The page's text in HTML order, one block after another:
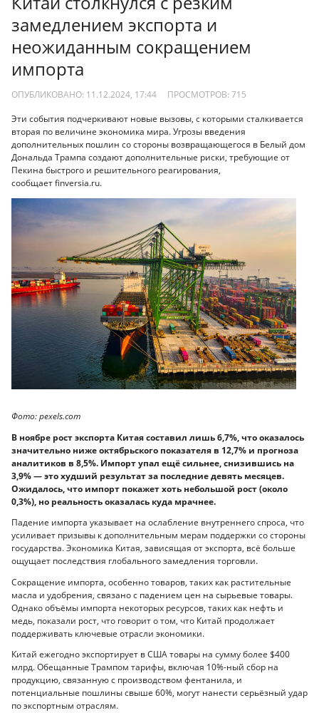
замедлением экспорта и
неожиданным сокращением
импорта
ОПУБЛИКОВАНО: 11.12.2024, 17:44 ПРОСМОТРОВ: 715
Эти события подчеркивают новые вызовы, с которыми сталкивается
вторая по величине экономика мира. Угрозы введения
дополнительных пошлин со стороны возвращающегося в Белый дом
Дональда Трампа создают дополнительные риски, требующие от
Пекина быстрого и решительного реагирования,
сообщает finversia.ru.
Фото: pexels.com
В ноябре рост экспорта Китая составил лишь 6,7%, что оказалось
значительно ниже октябрьского показателя в 12,7% и прогноза
аналитиков в 8,5%. Импорт упал ещё сильнее, снизившись на
3,9% — это худший результат за последние девять месяцев.
Ожидалось, что импорт покажет хоть небольшой рост (около
0,3%), но реальность оказалась куда мрачнее.
Падение импорта указывает на ослабление внутреннего спроса, что
усиливает призывы к дополнительным мерам поддержки со стороны
государства. Экономика Китая, зависящая от экспорта, всё больше
ощущает последствия глобального замедления торговли.
Сокращение импорта, особенно товаров, таких как растительные
масла и удобрения, связано с падением цен на сырьевые товары.
Однако объёмы импорта некоторых ресурсов, таких как нефть и
медь, показали рост, что говорит о том, что Китай продолжает
поддерживать ключевые отрасли экономики.
Китай ежегодно экспортирует в США товары на сумму более $400
млрд. Обещанные Трампом тарифы, включая 10%-ный сбор на
продукцию, связанную с производством фентанила, и
потенциальные пошлины свыше 60%, могут нанести серьёзный удар
по экспортным отраслям.